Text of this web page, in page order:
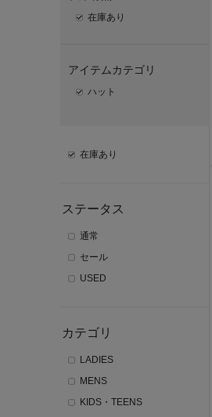
在庫あり
アイテムカテゴリ
ハット
在庫あり
ステータス
通常
セール
USED
カテゴリ
LADIES
MENS
KIDS・TEENS